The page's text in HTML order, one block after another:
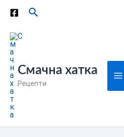
Перейти
вмісту
Пошук
Смачна хатка
Рецепти